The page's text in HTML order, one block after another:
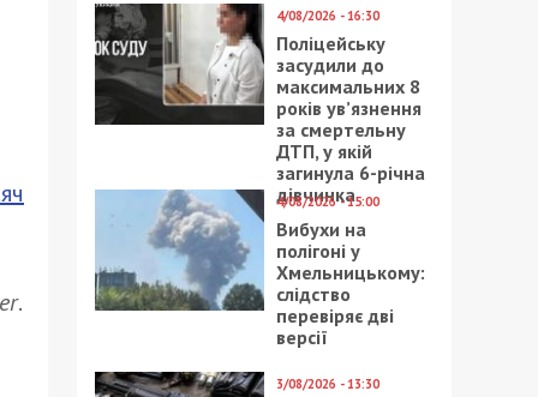
.
4/08/2026 - 16:30
Поліцейську
засудили до
максимальних 8
років ув’язнення
за смертельну
ДТП, у якій
загинула 6-річна
дівчинка
4/08/2026 - 15:00
Вибухи на
полігоні у
Хмельницькому:
слідство
перевіряє дві
версії
3/08/2026 - 13:30